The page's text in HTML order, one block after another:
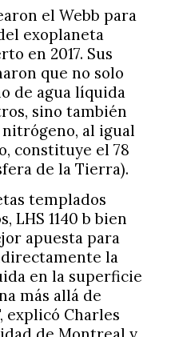
el Webb para
exoplaneta
en 2017. Sus
que no solo
de agua líquida
sino también
al igual
constituye el 78
de la Tierra).
templados
LHS 1140 b bien
apuesta para
la
en la superficie
más allá de
explicó Charles